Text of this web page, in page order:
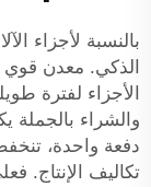
بالنسبة لأجزاء
الذكي. معدن قوي
الأجزاء لفترة
والشراء بالجملة
دفعة واحدة،
تكاليف الإنتاج.